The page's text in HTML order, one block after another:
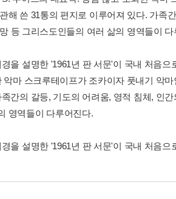
해 쓴 31통의 편지로 이루어져 있다. 가족
등 그리스도인들의 여러 삶의 영역들이 다
을 설명한 '1961년 판 서문'이 국내 처음
악마 스크루테이프가 조카이자 풋내기 악
간의 갈등, 기도의 어려움, 영적 침체, 인
영역들이 다루어진다.
을 설명한 '1961년 판 서문'이 국내 처음으